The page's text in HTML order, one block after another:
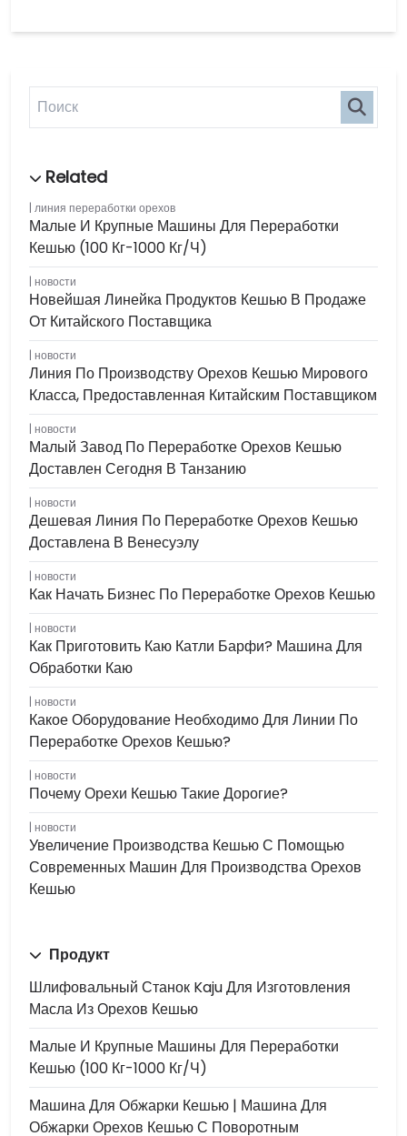
линия переработки орехов
Малые И Крупные Машины Для Переработки
Кешью (100 Кг-1000 Кг/ч)
новости
Новейшая Линейка Продуктов Кешью В Продаже
От Китайского Поставщика
новости
Линия По Производству Орехов Кешью Мирового
Класса, Предоставленная Китайским Поставщиком
новости
Малый Завод По Переработке Орехов Кешью
Доставлен Сегодня В Танзанию
новости
Дешевая Линия По Переработке Орехов Кешью
Доставлена ​​в Венесуэлу
новости
Как Начать Бизнес По Переработке Орехов Кешью
новости
Как Приготовить Каю Катли Барфи? Машина Для
Обработки Каю
новости
Какое Оборудование Необходимо Для Линии По
Переработке Орехов Кешью?
новости
Почему Орехи Кешью Такие Дорогие?
новости
Увеличение Производства Кешью С Помощью
Современных Машин Для Производства Орехов
Кешью
Продукт
Шлифовальный Станок Kaju Для Изготовления
Масла Из Орехов Кешью
Малые И Крупные Машины Для Переработки
Кешью (100 Кг-1000 Кг/ч)
Машина Для Обжарки Кешью | Машина Для
Обжарки Орехов Кешью С Поворотным